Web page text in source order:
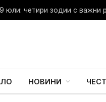
юли: четири зодии с важни
НОВИНИ